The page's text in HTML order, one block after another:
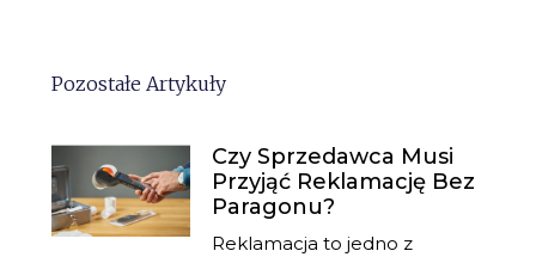
Pozostałe Artykuły
Czy Sprzedawca Musi
Przyjąć Reklamację Bez
Paragonu?
Reklamacja to jedno z